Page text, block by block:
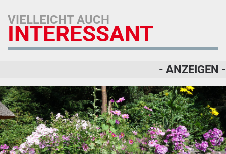
VIELLEICHT AUCH
INTERESSANT
- ANZEIGEN -